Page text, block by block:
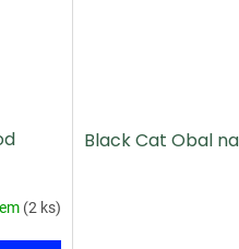
(2 ks)
Black Cat Obal